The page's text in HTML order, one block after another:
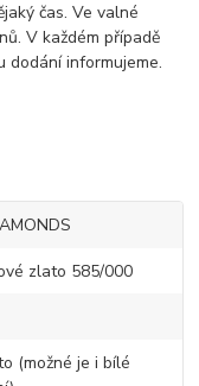
čas. Ve valné
V každém případě
dodání informujeme.
zlato 585/000
(možné je i bílé